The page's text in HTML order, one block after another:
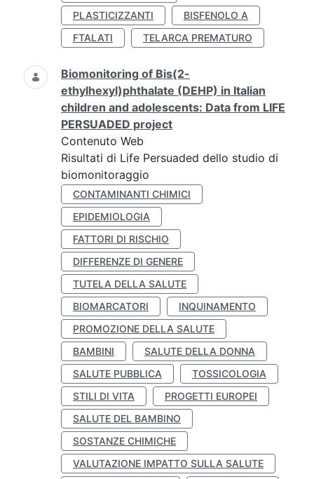
PLASTICIZZANTI
BISFENOLO A
FTALATI
TELARCA PREMATURO
Biomonitoring of Bis(2-
ethylhexyl)phthalate (DEHP) in Italian
children and adolescents: Data from LIFE
PERSUADED project
Contenuto Web
Risultati di Life Persuaded dello studio di
biomonitoraggio
CONTAMINANTI CHIMICI
EPIDEMIOLOGIA
FATTORI DI RISCHIO
DIFFERENZE DI GENERE
TUTELA DELLA SALUTE
BIOMARCATORI
INQUINAMENTO
PROMOZIONE DELLA SALUTE
BAMBINI
SALUTE DELLA DONNA
SALUTE PUBBLICA
TOSSICOLOGIA
STILI DI VITA
PROGETTI EUROPEI
SALUTE DEL BAMBINO
SOSTANZE CHIMICHE
VALUTAZIONE IMPATTO SULLA SALUTE